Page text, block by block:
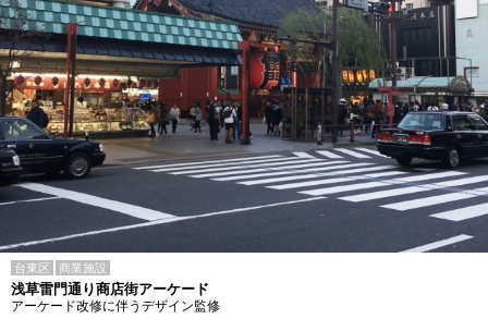
台東区 商業施設
浅草雷門通り商店街アーケード
アーケード改修に伴うデザイン監修